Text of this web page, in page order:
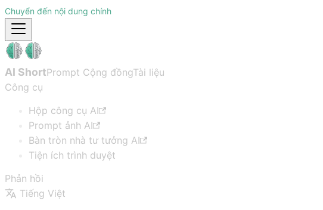
Chuyển đến nội dung chính
AI ShortPrompt Cộng đồngTài liệu
Công cụ
Hộp công cụ AI
Prompt ảnh AI
Bàn tròn nhà tư tưởng AI
Tiện ích trình duyệt
Phản hồi
Tiếng Việt